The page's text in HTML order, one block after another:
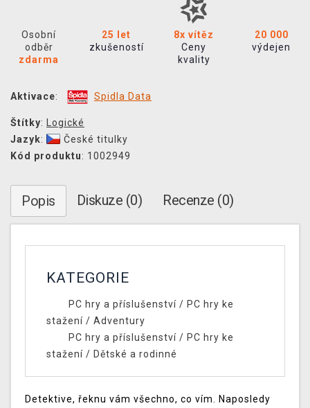
Osobní
odběr
zdarma
25 let
zkušeností
8x vítěz
Ceny
kvality
20 000
výdejen
Aktivace: Spidla Data
Štítky: Logické
Jazyk:
České titulky
Kód produktu: 1002949
Popis Diskuze (0) Recenze (0)
KATEGORIE
PC hry a příslušenství/ PC hry ke
stažení / Adventury
PC hry a příslušenství/ PC hry ke
stažení / Dětské a rodinné
Detektive, řeknu vám všechno, co vím. Naposledy